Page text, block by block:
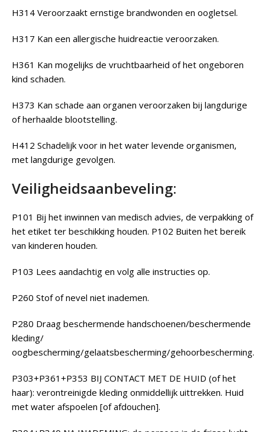
H314 Veroorzaakt ernstige brandwonden en oogletsel.
H317 Kan een allergische huidreactie veroorzaken.
H361 Kan mogelijks de vruchtbaarheid of het ongeboren
kind schaden.
H373 Kan schade aan organen veroorzaken bij langdurige
of herhaalde blootstelling.
H412 Schadelijk voor in het water levende organismen,
met langdurige gevolgen.
Veiligheidsaanbeveling:
P101 Bij het inwinnen van medisch advies, de verpakking of
het etiket ter beschikking houden. P102 Buiten het bereik
van kinderen houden.
P103 Lees aandachtig en volg alle instructies op.
P260 Stof of nevel niet inademen.
P280 Draag beschermende handschoenen/beschermende
kleding/
oogbescherming/gelaatsbescherming/gehoorbescherming.
P303+P361+P353 BIJ CONTACT MET DE HUID (of het
haar): verontreinigde kleding onmiddellijk uittrekken. Huid
met water afspoelen [of afdouchen].